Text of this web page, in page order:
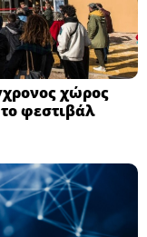
χώρος
φεστιβάλ